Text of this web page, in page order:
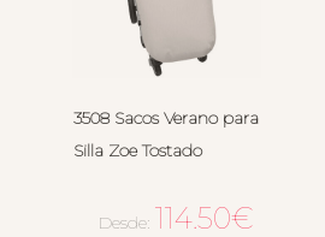
3508 Sacos Verano para
Silla Zoe Tostado
Desde: 114.50€